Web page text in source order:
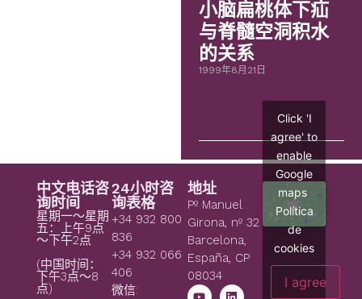
小脑扁桃体下疝
与脊髓空洞积水
的关系
1999年8月21日
中文电话咨
询时间
星期一～星期
五：上午9点
～下午2点
(中国时间：
下午3点～8
点)
24小时咨
询表格
+34 932 800
836
+34 932 066
406
微信:
地址
Pº Manuel
Girona, nº 32
Barcelona,
España, CP
08034
Click 'I
agree' to
enable
Google
maps
Política
de
cookies
I agree